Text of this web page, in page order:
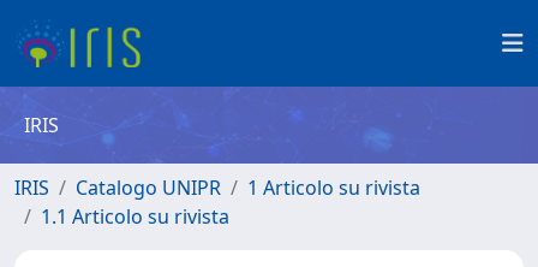
IRIS
IRIS Catalogo UNIPR
1 Articolo su rivista
1.1 Articolo su rivista